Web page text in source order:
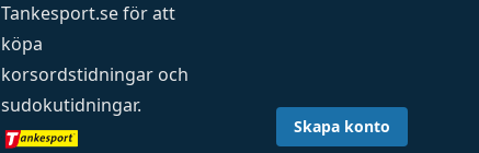
Tankesport.seför att
köpa
korsordstidningar och
sudokutidningar.
Skapa konto